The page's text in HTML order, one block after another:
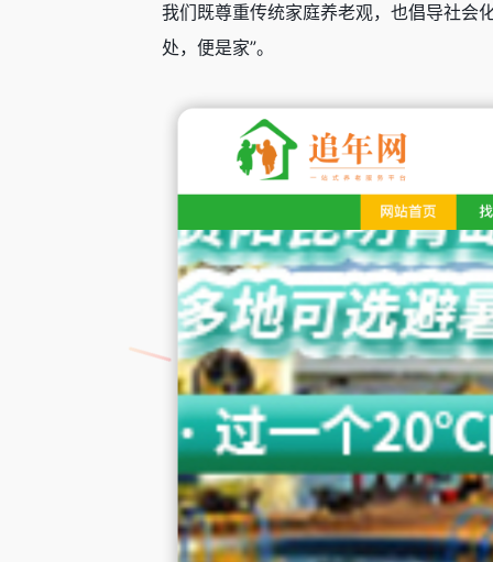
我们既尊重传统家庭养老观，也倡导社会
处，便是家”。